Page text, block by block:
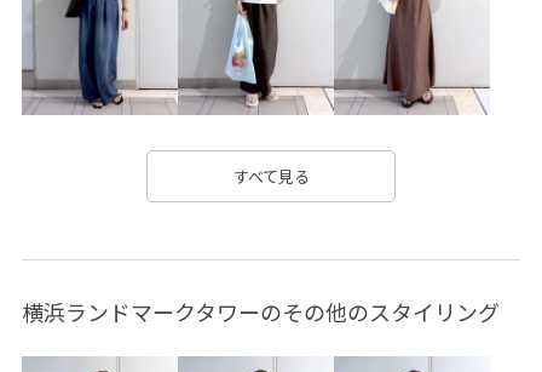
セレモニー8選 トレンド トートバッグ ハリ感
ハンドバッグ フォーマル フォーマルシーン
フルーレットパンチングレース ボイル ポーチ
長財布 靴 麻
すべて見る
横浜ランドマークタワーのその他のスタイリング